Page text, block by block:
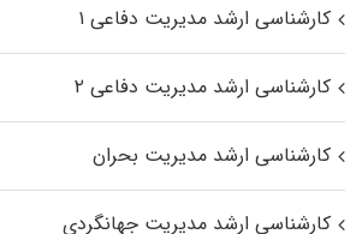
کارشناسی ارشد مدیریت دفاعی ۱
کارشناسی ارشد مدیریت دفاعی ۲
کارشناسی ارشد مدیریت بحران
کارشناسی ارشد مدیریت جهانگردی